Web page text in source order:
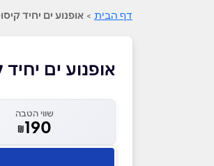
דף הבית > אופנוע ים יחיד
אופנוע ים
שווי הטבה
₪190